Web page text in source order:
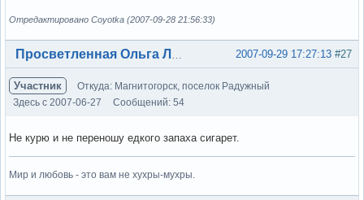
Отредактировано Coyotka (2007-09-28 21:56:33)
Вне форума #27
2007-09-29 17:27:13
Участник
Откуда: Магнитогорск, поселок Радужный
Здесь с 2007-06-27
Сообщений: 54
Не курю и не переношу едкого запаха сигарет.
Мир и любовь - это вам не хухры-мухры.